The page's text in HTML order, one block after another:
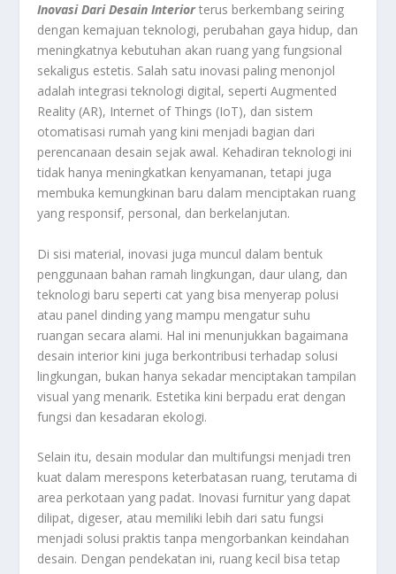
Inovasi Dari Desain Interiorterus berkembang seiring
dengan kemajuan teknologi, perubahan gaya hidup, dan
meningkatnya kebutuhan akan ruang yang fungsional
sekaligus estetis. Salah satu inovasi paling menonjol
adalah integrasi teknologi digital, seperti Augmented
Reality (AR), Internet of Things (IoT), dan sistem
otomatisasi rumah yang kini menjadi bagian dari
perencanaan desain sejak awal. Kehadiran teknologi ini
tidak hanya meningkatkan kenyamanan, tetapi juga
membuka kemungkinan baru dalam menciptakan ruang
yang responsif, personal, dan berkelanjutan.
Di sisi material, inovasi juga muncul dalam bentuk
penggunaan bahan ramah lingkungan, daur ulang, dan
teknologi baru seperti cat yang bisa menyerap polusi
atau panel dinding yang mampu mengatur suhu
ruangan secara alami. Hal ini menunjukkan bagaimana
desain interior kini juga berkontribusi terhadap solusi
lingkungan, bukan hanya sekadar menciptakan tampilan
visual yang menarik. Estetika kini berpadu erat dengan
fungsi dan kesadaran ekologi.
Selain itu, desain modular dan multifungsi menjadi tren
kuat dalam merespons keterbatasan ruang, terutama di
area perkotaan yang padat. Inovasi furnitur yang dapat
dilipat, digeser, atau memiliki lebih dari satu fungsi
menjadi solusi praktis tanpa mengorbankan keindahan
desain. Dengan pendekatan ini, ruang kecil bisa tetap